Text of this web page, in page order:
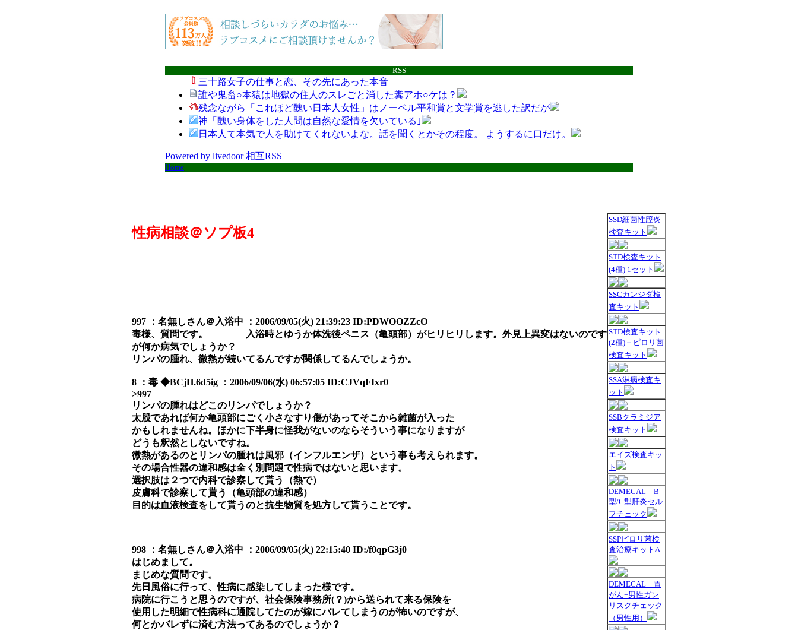
RSS
三十路女子の仕事と恋、その先にあった本音
誰や鬼畜○本猿は地獄の住人のスレごと消した糞アホ○ケは？
残念ながら「これほど醜い日本人女性」はノーベル平和賞と文学賞を逃した訳だが
神「醜い身体をした人間は自然な愛情を欠いている｣
日本人て本気で人を助けてくれないよな。話を聞くとかその程度。 ようするに口だけ。
Powered by livedoor 相互RSS
Home
性病相談＠ソプ板4
997 ：名無しさん＠入浴中 ：2006/09/05(火) 21:39:23 ID:PDWOOZZcO
毒様、質問です。 入浴時とゆうか体洗後ペニス（亀頭部）がヒリヒリします。外見上異変はないのです
が何か病気でしょうか？
リンパの腫れ、微熱が続いてるんですが関係してるんでしょうか。
8 ：毒 ◆BCjH.6d5ig ：2006/09/06(水) 06:57:05 ID:CJVqFIxr0
>997
リンパの腫れはどこのリンパでしょうか？
太股であれば何か亀頭部にごく小さなすり傷があってそこから雑菌が入った
かもしれませんね。ほかに下半身に怪我がないのならそういう事になりますが
どうも釈然としないですね。
微熱があるのとリンパの腫れは風邪（インフルエンザ）という事も考えられます。
その場合性器の違和感は全く別問題で性病ではないと思います。
選択肢は２つで内科で診察して貰う（熱で）
皮膚科で診察して貰う（亀頭部の違和感）
目的は血液検査をして貰うのと抗生物質を処方して貰うことです。
998 ：名無しさん＠入浴中 ：2006/09/05(火) 22:15:40 ID:/f0qpG3j0
はじめまして。
まじめな質問です。
先日風俗に行って、性病に感染してしまった様です。
病院に行こうと思うのですが、社会保険事務所(？)から送られて来る保険を
使用した明細で性病科に通院してたのが嫁にバレてしまうのが怖いのですが、
何とかバレずに済む方法ってあるのでしょうか？
SSD細菌性膣炎
検査キット
STD検査キット
(4種) 1セット
SSCカンジダ検
査キット
STD検査キット
(2種)＋ピロリ菌
検査キット
SSA淋病検査キ
ット
SSBクラミジア
検査キット
エイズ検査キッ
ト
DEMECAL B
型/C型肝炎セル
フチェック
SSPピロリ菌検
査治療キットA
DEMECAL 胃
がん+男性ガン
リスクチェック
（男性用）